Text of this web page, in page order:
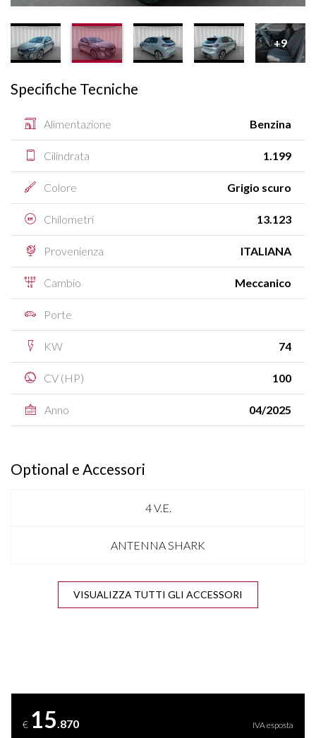
+9
Specifiche Tecniche
Alimentazione Benzina
Cilindrata 1.199
Colore Grigio scuro
Chilometri 13.123
Provenienza ITALIANA
Cambio Meccanico
Porte
KW 74
CV (HP) 100
Anno 04/2025
Optional e Accessori
4 V.E.
ANTENNA SHARK
APPLE CARPLAY & ANDROID AUTO
CERCHI "16
VISUALIZZA TUTTI GLI ACCESSORI
€ 15.870 IVA esposta